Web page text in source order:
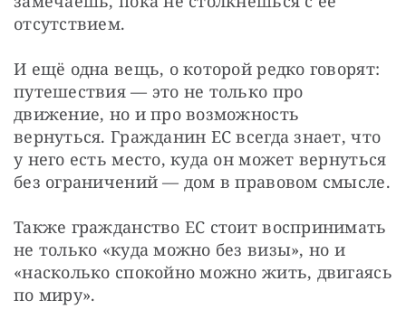
отсутствием.
И ещё одна вещь, о которой редко говорят:
путешествия — это не только про
движение, но и про возможность
вернуться. Гражданин ЕС всегда знает, что
у него есть место, куда он может вернуться
без ограничений — дом в правовом смысле.
Также гражданство ЕС стоит воспринимать
не только «куда можно без визы», но и
«насколько спокойно можно жить, двигаясь
по миру».